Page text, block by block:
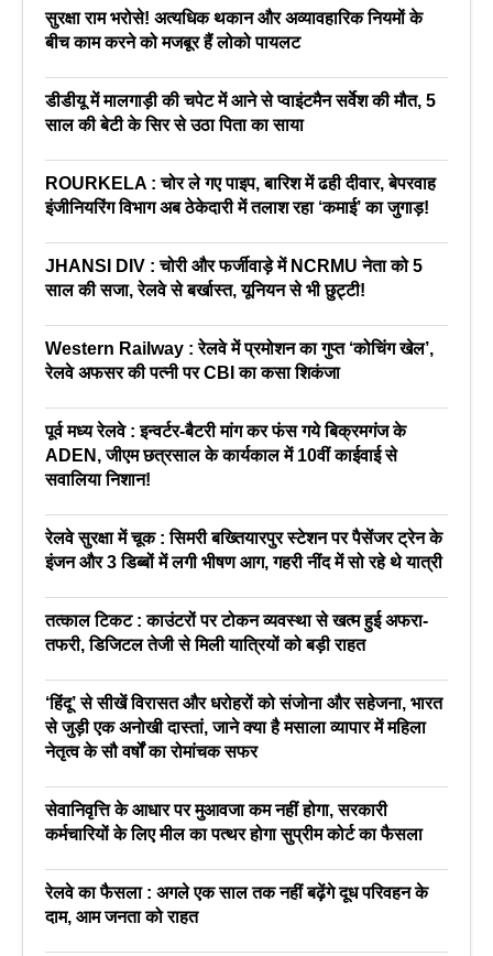
सुरक्षा राम भरोसे! अत्यधिक थकान और अव्यावहारिक नियमों के
बीच काम करने को मजबूर हैं लोको पायलट
डीडीयू में मालगाड़ी की चपेट में आने से प्वाइंटमैन सर्वेश की मौत, 5
साल की बेटी के सिर से उठा पिता का साया
ROURKELA : चोर ले गए पाइप, बारिश में ढही दीवार, बेपरवाह
इंजीनियरिंग विभाग अब ठेकेदारी में तलाश रहा ‘कमाई’ का जुगाड़!
JHANSI DIV : चोरी और फर्जीवाड़े में NCRMU नेता को 5
साल की सजा, रेलवे से बर्खास्त, यूनियन से भी छुट्टी!
Western Railway : रेलवे में प्रमोशन का गुप्त ‘कोचिंग खेल’,
रेलवे अफसर की पत्नी पर CBI का कसा शिकंजा
पूर्व मध्य रेलवे : इन्वर्टर-बैटरी मांग कर फंस गये बिक्रमगंज के
ADEN, जीएम छत्रसाल के कार्यकाल में 10वीं काईवाई से
सवालिया निशान!
रेलवे सुरक्षा में चूक : सिमरी बख्तियारपुर स्टेशन पर पैसेंजर ट्रेन के
इंजन और 3 डिब्बों में लगी भीषण आग, गहरी नींद में सो रहे थे यात्री
तत्काल टिकट : काउंटरों पर टोकन व्यवस्था से खत्म हुई अफरा-
तफरी, डिजिटल तेजी से मिली यात्रियों को बड़ी राहत
‘हिंदू’ से सीखें विरासत और धरोहरों को संजोना और सहेजना, भारत
से जुड़ी एक अनोखी दास्तां, जाने क्या है मसाला व्यापार में महिला
नेतृत्व के सौ वर्षों का रोमांचक सफर
सेवानिवृत्ति के आधार पर मुआवजा कम नहीं होगा, सरकारी
कर्मचारियों के लिए मील का पत्थर होगा सुप्रीम कोर्ट का फैसला
रेलवे का फैसला : अगले एक साल तक नहीं बढ़ेंगे दूध परिवहन के
दाम, आम जनता को राहत